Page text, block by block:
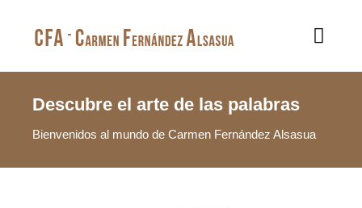
Sobre mí
Descubre el arte de las palabras
Bienvenidos al mundo de Carmen Fernández Alsasua